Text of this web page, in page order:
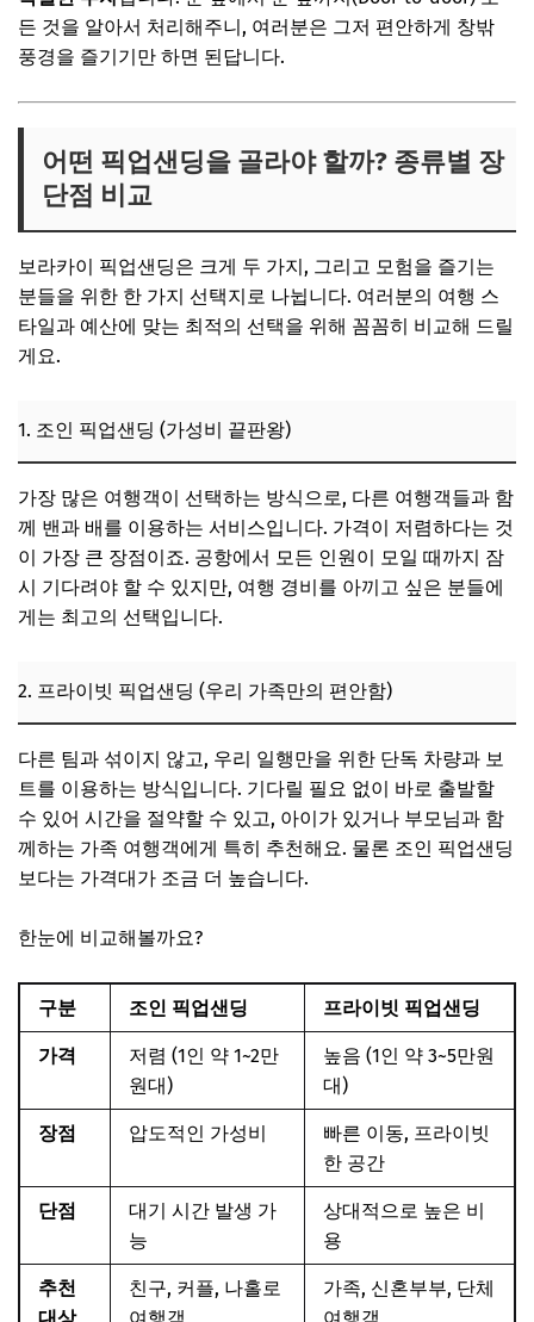
든 것을 알아서 처리해주니, 여러분은 그저 편안하게 창밖
풍경을 즐기기만 하면 된답니다.
어떤 픽업샌딩을 골라야 할까? 종류별 장
단점 비교
보라카이 픽업샌딩은 크게 두 가지, 그리고 모험을 즐기는
분들을 위한 한 가지 선택지로 나뉩니다. 여러분의 여행 스
타일과 예산에 맞는 최적의 선택을 위해 꼼꼼히 비교해 드릴
게요.
1. 조인 픽업샌딩 (가성비 끝판왕)
가장 많은 여행객이 선택하는 방식으로, 다른 여행객들과 함
께 밴과 배를 이용하는 서비스입니다. 가격이 저렴하다는 것
이 가장 큰 장점이죠. 공항에서 모든 인원이 모일 때까지 잠
시 기다려야 할 수 있지만, 여행 경비를 아끼고 싶은 분들에
게는 최고의 선택입니다.
2. 프라이빗 픽업샌딩 (우리 가족만의 편안함)
다른 팀과 섞이지 않고, 우리 일행만을 위한 단독 차량과 보
트를 이용하는 방식입니다. 기다릴 필요 없이 바로 출발할
수 있어 시간을 절약할 수 있고, 아이가 있거나 부모님과 함
께하는 가족 여행객에게 특히 추천해요. 물론 조인 픽업샌딩
보다는 가격대가 조금 더 높습니다.
한눈에 비교해볼까요?
구분 조인 픽업샌딩 프라이빗 픽업샌딩
가격
저렴 (1인 약 1~2만
원대)
높음 (1인 약 3~5만원
대)
장점 압도적인 가성비
빠른 이동, 프라이빗
한 공간
단점
대기 시간 발생 가
능
상대적으로 높은 비
용
추천
친구, 커플, 나홀로
가족, 신혼부부, 단체